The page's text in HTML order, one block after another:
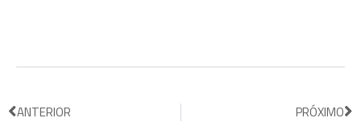
ANTERIOR PRÓXIMO